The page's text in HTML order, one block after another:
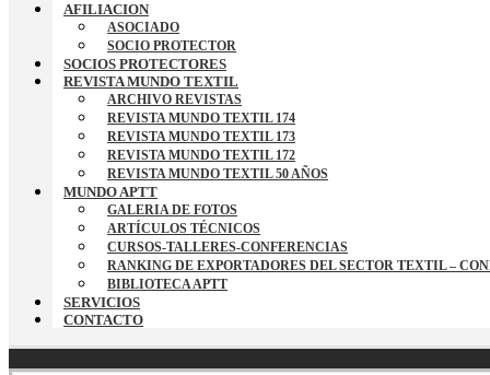
AFILIACION
ASOCIADO
SOCIO PROTECTOR
SOCIOS PROTECTORES
REVISTA MUNDO TEXTIL
ARCHIVO REVISTAS
REVISTA MUNDO TEXTIL 174
REVISTA MUNDO TEXTIL 173
REVISTA MUNDO TEXTIL 172
REVISTA MUNDO TEXTIL 50 AÑOS
MUNDO APTT
GALERIA DE FOTOS
ARTÍCULOS TÉCNICOS
CURSOS-TALLERES-CONFERENCIAS
RANKING DE EXPORTADORES DEL SECTOR TEXTIL –
BIBLIOTECA APTT
SERVICIOS
CONTACTO